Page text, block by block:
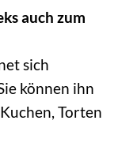
auch zum
sich
können ihn
Torten